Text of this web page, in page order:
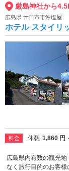
厳島神社から
広島県 廿日市市沖塩屋
ホテル スタイリ
料金 休憩 1,860 円
広島県内有数の観光
なく旅行目的のお客